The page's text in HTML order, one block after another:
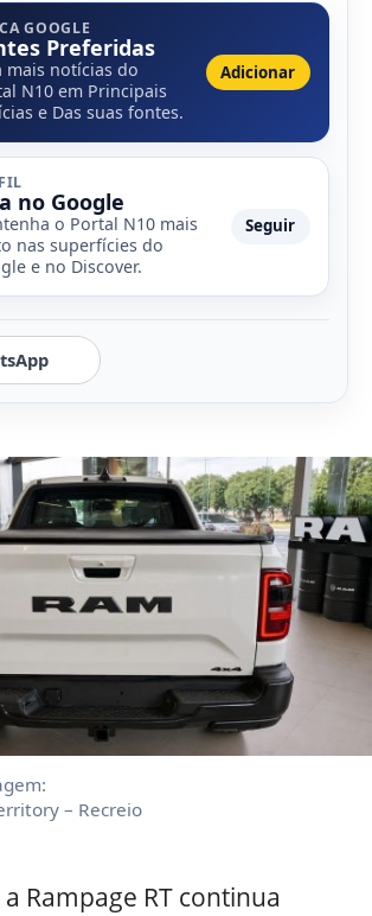
GOOGLE
Preferidas
mais notícias do
N10 em Principais
e Das suas fontes.
Adicionar
no Google
o Portal N10 mais
nas superfícies do
e no Discover.
Seguir
– Recreio
Rampage RT continua